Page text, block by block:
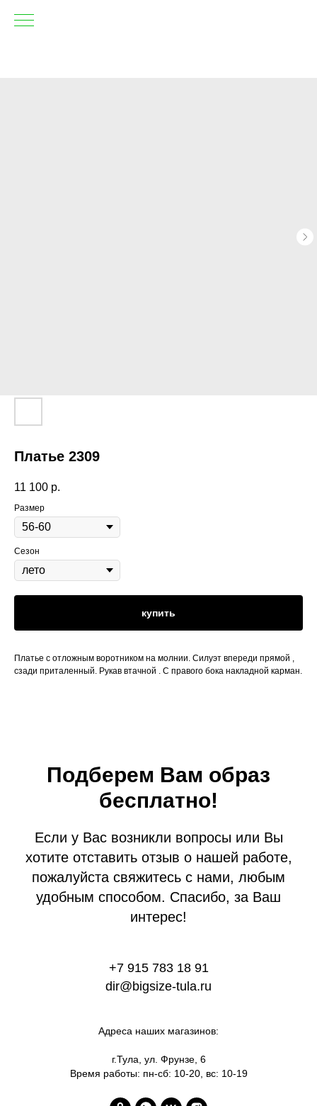
Платье 2309
11 100 р.
Размер
Сезон
купить
Платье с отложным воротником на молнии. Силуэт впереди прямой ,
сзади приталенный. Рукав втачной . С правого бока накладной карман.
Подберем Вам образ
бесплатно!
Если у Вас возникли вопросы или Вы
хотите отставить отзыв о нашей работе,
пожалуйста свяжитесь с нами, любым
удобным способом. Спасибо, за Ваш
интерес!
+7 915 783 18 91
dir@bigsize-tula.ru
Адреса наших магазинов:
г.Тула, ул. Фрунзе, 6
Время работы: пн-сб: 10-20, вс: 10-19